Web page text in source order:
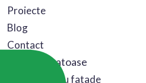
Proiecte
Blog
Contact
Izolatii sanatoase
Izolatii pentru fatade